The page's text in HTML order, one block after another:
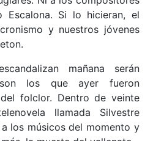
Escalona. Si lo hicieran, el
y nuestros jóvenes
mañana serán
los que ayer fueron
folclor. Dentro de veinte
llamada Silvestre
los músicos del momento y